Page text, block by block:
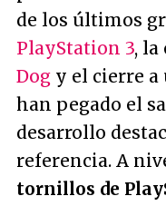
de los últimos
PlayStation 3, la
Dog y el cierre a
han pegado el
desarrollo
referencia. A
tornillos de